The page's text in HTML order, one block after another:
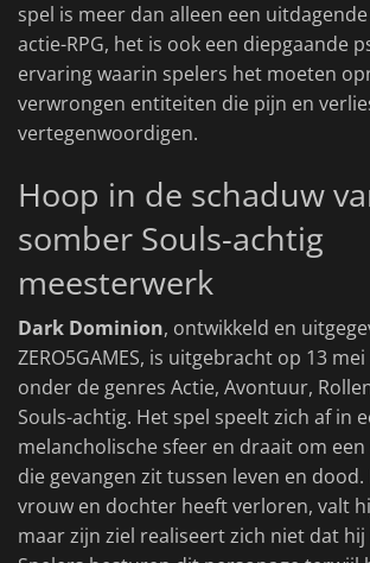
spel is meer dan alleen een
actie-RPG, het is ook een diepgaande
ervaring waarin spelers het moeten
verwrongen entiteiten die pijn en
vertegenwoordigen.
Hoop in de schaduw
somber Souls-achtig
meesterwerk
Dark Dominion, ontwikkeld en
ZERO5GAMES, is uitgebracht op 13
onder de genres Actie, Avontuur,
Souls-achtig. Het spel speelt zich af in
melancholische sfeer en draait om een
die gevangen zit tussen leven en
vrouw en dochter heeft verloren, valt
maar zijn ziel realiseert zich niet dat